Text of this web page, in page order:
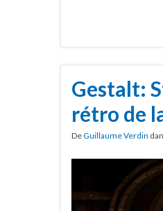
Gestalt:
rétro de
DeGuillaume Verdin